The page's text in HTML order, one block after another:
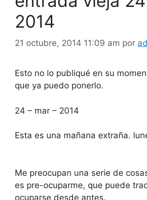
2014
21 octubre, 2014 11:09 am por
Esto no lo publiqué en su
que ya puedo ponerlo.
24 – mar – 2014
Esta es una mañana extraña.
Me preocupan una serie de
es pre-ocuparme, que puede
ocuparse desde antes.